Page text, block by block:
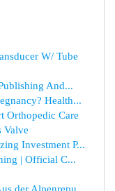
W/ Tube
And...
Health...
Orthopedic Care
Valve
Investment P...
| Official C...